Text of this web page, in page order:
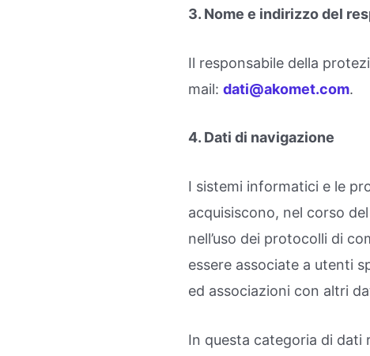
3. Nome e indirizzo del
Il responsabile della
mail: dati@akomet.com.
4. Dati di navigazione
I sistemi informatici e le
acquisiscono, nel corso
nell’uso dei protocolli di
essere associate a utenti
ed associazioni con altri
In questa categoria di dati